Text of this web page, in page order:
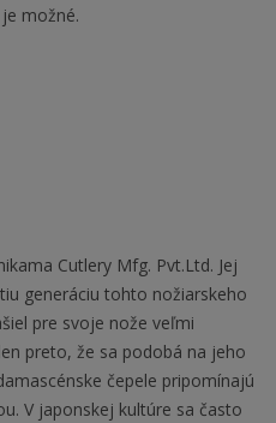
možné.
Cutlery Mfg. Pvt.Ltd. Jej
generáciu tohto nožiarskeho
pre svoje nože veľmi
preto, že sa podobá na jeho
čepele pripomínajú
V japonskej kultúre sa často